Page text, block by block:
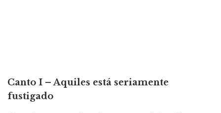
Canto I – Aquiles está seriamente
fustigado